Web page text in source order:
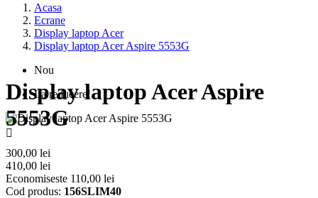
Acasa
Ecrane
Display laptop Acer
Display laptop Acer Aspire 5553G
Nou
La reducere!

Display laptop Acer Aspire
5553G
300,00 lei
410,00 lei
Economiseste 110,00 lei
Cod produs: 156SLIM40